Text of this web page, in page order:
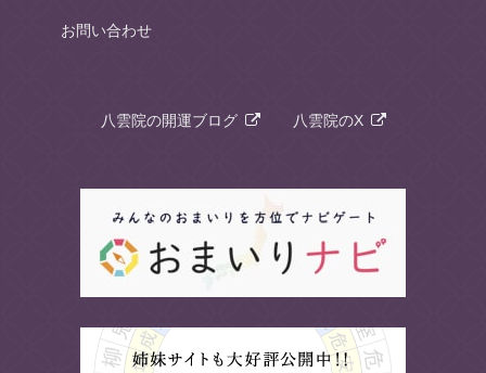
お問い合わせ
八雲院の開運ブログ 八雲院のX